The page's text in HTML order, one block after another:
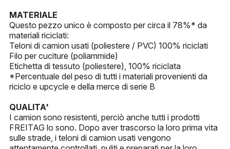
MATERIALE
Questo pezzo unico è composto per circa il 78%* da
materiali riciclati:
Teloni di camion usati (poliestere / PVC) 100% riciclati
Filo per cuciture (poliammide)
Etichetta di tessuto (poliestere), 100% riciclata
*Percentuale del peso di tutti i materiali provenienti da
riciclo e upcycle e della merce di serie B
QUALITA'
I camion sono resistenti, perciò anche tutti i prodotti
FREITAG lo sono. Dopo aver trascorso la loro prima vita
sulle strade, i teloni di camion usati vengono